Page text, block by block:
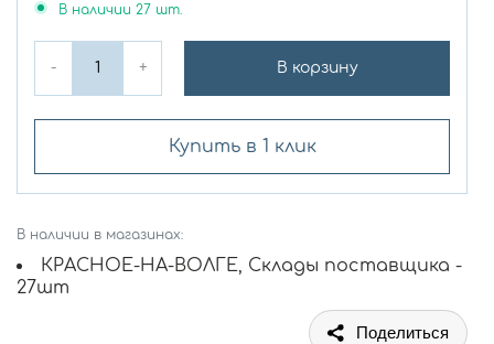
В наличии 27 шт.
- + В корзину
Купить в 1 клик
В наличии в магазинах:
КРАСНОЕ-НА-ВОЛГЕ, Склады поставщика -
27шт
Поделиться